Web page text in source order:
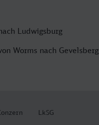
Ludwigsburg
Worms nach Gevelsberg
LkSG